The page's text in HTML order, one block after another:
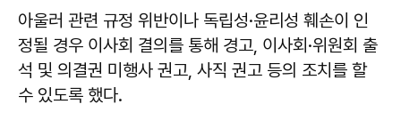
아울러 관련 규정 위반이나 독립성·윤리성 훼손이 인
정될 경우 이사회 결의를 통해 경고, 이사회·위원회 출
석 및 의결권 미행사 권고, 사직 권고 등의 조치를 할
수 있도록 했다.